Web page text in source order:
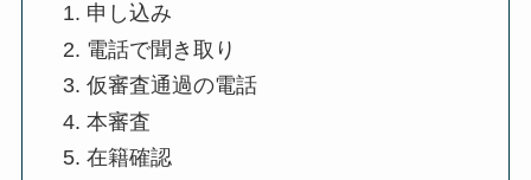
申し込み
電話で聞き取り
仮審査通過の電話
本審査
在籍確認